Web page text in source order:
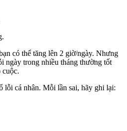
có thể tăng lên 2 giờ/ngày. Nhưng
ngày trong nhiều tháng thường tốt
cuộc.
lỗi cá nhân. Mỗi lần sai, hãy ghi lại: